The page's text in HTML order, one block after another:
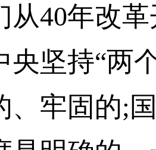
从40年改
央坚持“两
、牢固的;